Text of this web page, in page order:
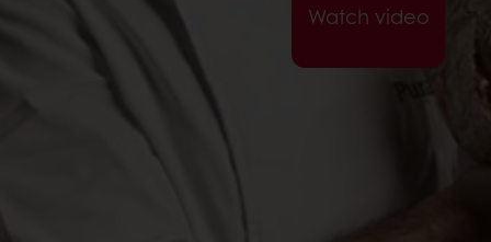
Watch video